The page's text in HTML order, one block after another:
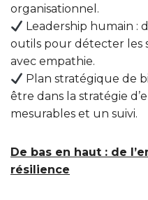
organisationnel.
Leadership humain :
outils pour détecter les
avec empathie.
Plan stratégique de
être dans la stratégie
mesurables et un suivi.
De bas en haut : de
résilience